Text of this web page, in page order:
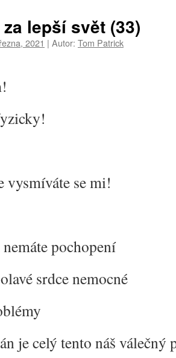
lepší svět (33)
2021 | Autor: Tom Patrick
vysmíváte se mi!
pochopení
srdce nemocné
je celý tento náš válečný